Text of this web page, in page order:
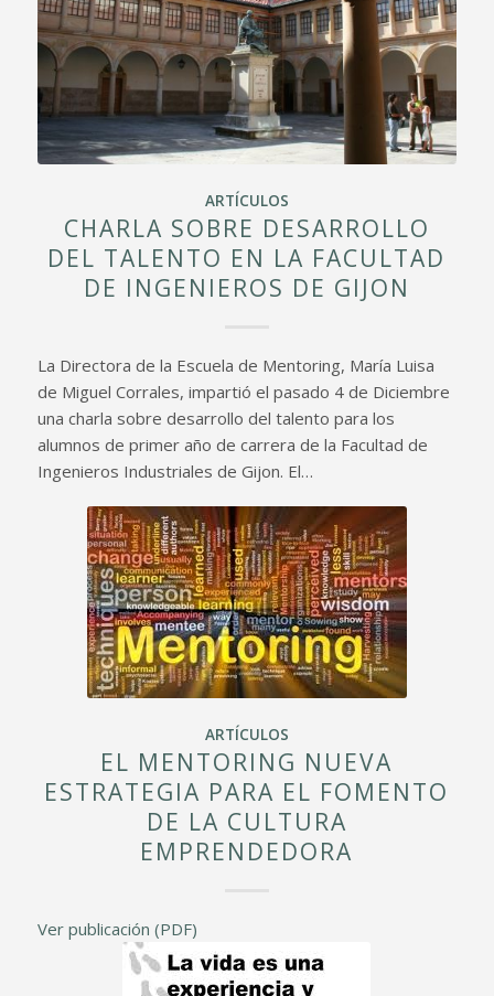
ARTÍCULOS
CHARLA SOBRE DESARROLLO
DEL TALENTO EN LA FACULTAD
DE INGENIEROS DE GIJON
La Directora de la Escuela de Mentoring, María Luisa
de Miguel Corrales, impartió el pasado 4 de Diciembre
una charla sobre desarrollo del talento para los
alumnos de primer año de carrera de la Facultad de
Ingenieros Industriales de Gijon. El…
ARTÍCULOS
EL MENTORING NUEVA
ESTRATEGIA PARA EL FOMENTO
DE LA CULTURA
EMPRENDEDORA
Ver publicación (PDF)